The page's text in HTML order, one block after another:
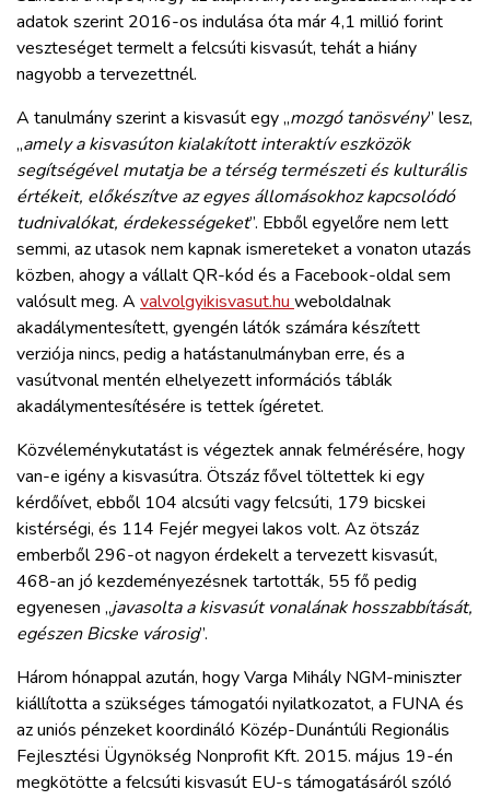
adatok szerint 2016-os indulása óta már 4,1 millió forint
veszteséget termelt a felcsúti kisvasút, tehát a hiány
nagyobb a tervezettnél.
A tanulmány szerint a kisvasút egy „mozgó tanösvény” lesz,
„amely a kisvasúton kialakított interaktív eszközök
segítségével mutatja be a térség természeti és kulturális
értékeit, előkészítve az egyes állomásokhoz kapcsolódó
tudnivalókat, érdekességeket”. Ebből egyelőre nem lett
semmi, az utasok nem kapnak ismereteket a vonaton utazás
közben, ahogy a vállalt QR-kód és a Facebook-oldal sem
valósult meg. A valvolgyikisvasut.hu weboldalnak
akadálymentesített, gyengén látók számára készített
verziója nincs, pedig a hatástanulmányban erre, és a
vasútvonal mentén elhelyezett információs táblák
akadálymentesítésére is tettek ígéretet.
Közvéleménykutatást is végeztek annak felmérésére, hogy
van-e igény a kisvasútra. Ötszáz fővel töltettek ki egy
kérdőívet, ebből 104 alcsúti vagy felcsúti, 179 bicskei
kistérségi, és 114 Fejér megyei lakos volt. Az ötszáz
emberből 296-ot nagyon érdekelt a tervezett kisvasút,
468-an jó kezdeményezésnek tartották, 55 fő pedig
egyenesen „javasolta a kisvasút vonalának hosszabbítását,
egészen Bicske városig”.
Három hónappal azután, hogy Varga Mihály NGM-miniszter
kiállította a szükséges támogatói nyilatkozatot, a FUNA és
az uniós pénzeket koordináló Közép-Dunántúli Regionális
Fejlesztési Ügynökség Nonprofit Kft. 2015. május 19-én
megkötötte a felcsúti kisvasút EU-s támogatásáról szóló